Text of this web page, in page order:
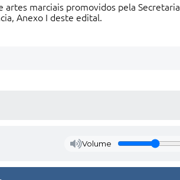
artes marciais promovidos pela Secretaria
Anexo I deste edital.
Volume